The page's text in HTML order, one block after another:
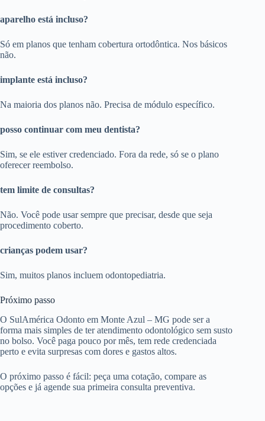
aparelho está incluso?
Só em planos que tenham cobertura ortodôntica. Nos básicos
não.
implante está incluso?
Na maioria dos planos não. Precisa de módulo específico.
posso continuar com meu dentista?
Sim, se ele estiver credenciado. Fora da rede, só se o plano
oferecer reembolso.
tem limite de consultas?
Não. Você pode usar sempre que precisar, desde que seja
procedimento coberto.
crianças podem usar?
Sim, muitos planos incluem odontopediatria.
Próximo passo
O SulAmérica Odonto em Monte Azul – MG pode ser a
forma mais simples de ter atendimento odontológico sem susto
no bolso. Você paga pouco por mês, tem rede credenciada
perto e evita surpresas com dores e gastos altos.
O próximo passo é fácil: peça uma cotação, compare as
opções e já agende sua primeira consulta preventiva.